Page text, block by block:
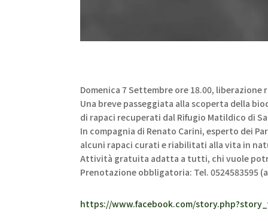
Domenica 7 Settembre ore 18.00, liberazione
Una breve passeggiata alla scoperta della
di rapaci recuperati dal Rifugio Matildico di
In compagnia di Renato Carini, esperto dei
alcuni rapaci curati e riabilitati alla vita in
Attività gratuita adatta a tutti, chi vuole
Prenotazione obbligatoria: Tel. 0524583595
https://www.facebook.com/